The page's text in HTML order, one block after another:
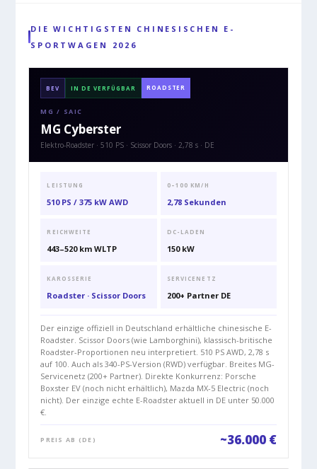
DIE WICHTIGSTEN CHINESISCHEN E-
SPORTWAGEN 2026
BEV IN DE VERFÜGBAR ROADSTER
MG / SAIC
MG Cyberster
Elektro-Roadster · 510 PS · Scissor Doors · 2,78 s · DE
LEISTUNG
510 PS / 375 kW AWD
0–100 KM/H
2,78 Sekunden
REICHWEITE
443–520 km WLTP
DC-LADEN
150 kW
KAROSSERIE
Roadster · Scissor Doors
SERVICENETZ
200+ Partner DE
Der einzige offiziell in Deutschland erhältliche chinesische E-
Roadster. Scissor Doors (wie Lamborghini), klassisch-britische
Roadster-Proportionen neu interpretiert. 510 PS AWD, 2,78 s
auf 100. Auch als 340-PS-Version (RWD) verfügbar. Breites MG-
Servicenetz (200+ Partner). Direkte Konkurrenz: Porsche
Boxster EV (noch nicht erhältlich), Mazda MX-5 Electric (noch
nicht). Der einzige echte E-Roadster aktuell in DE unter 50.000
€.
PREIS AB (DE) ~36.000 €